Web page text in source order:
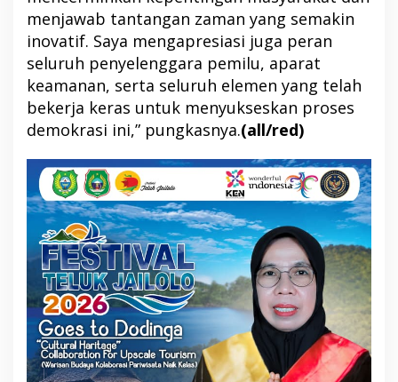
menjawab tantangan zaman yang semakin
inovatif. Saya mengapresiasi juga peran
seluruh penyelenggara pemilu, aparat
keamanan, serta seluruh elemen yang telah
bekerja keras untuk menyukseskan proses
demokrasi ini,” pungkasnya.(all/red)